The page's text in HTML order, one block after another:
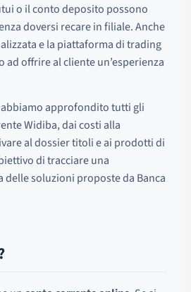
o il conto deposito possono
doversi recare in filiale. Anche
e la piattaforma di trading
offrire al cliente un’esperienza
approfondito tutti gli
Widiba, dai costi alla
al dossier titoli e ai prodotti di
di tracciare una
delle soluzioni proposte da Banca